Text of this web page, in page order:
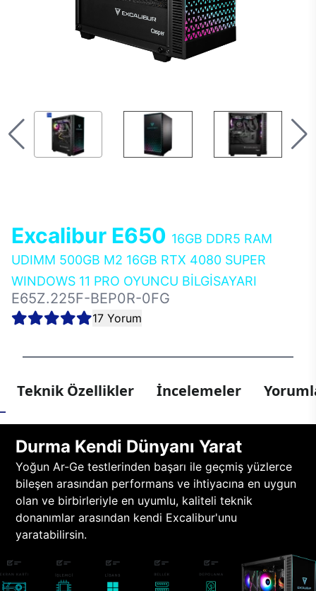
Excalibur E650 16GB DDR5 RAM
UDIMM 500GB M2 16GB RTX 4080 SUPER
WINDOWS 11 PRO OYUNCU BİLGİSAYARI
E65Z.225F-BEP0R-0FG
17 Yorum
Teknik Özellikler İncelemeler
Durma Kendi Dünyanı Yarat
Yoğun Ar-Ge testlerinden başarı ile geçmiş yüzlerce
bileşen arasından performans ve ihtiyacına en uygun
olan ve birbirleriyle en uyumlu, kaliteli teknik
donanımlar arasından kendi Excalibur'unu
yaratabilirsin.